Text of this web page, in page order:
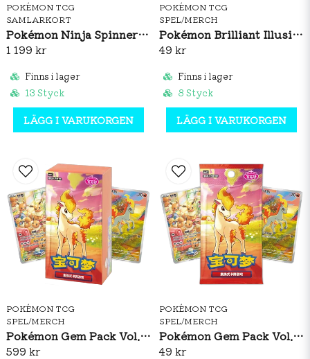
POKÉMON TCG
SAMLARKORT
Pokémon Ninja Spinner Booster Box (JP)
1 199 kr
Finns i lager
13 Styck
LÄGG I VARUKORGEN
POKÉMON TCG
SPEL/MERCH
Pokémon Brilliant Illusions CSV8C Booster Pack Slim (S-CH)
49 kr
Finns i lager
8 Styck
LÄGG I VARUKORGEN
POKÉMON TCG
SPEL/MERCH
Pokémon Gem Pack Vol. 4 Booster Box (S-CH)
599 kr
POKÉMON TCG
SPEL/MERCH
Pokémon Gem Pack Vol. 4 Booster Pack (S-CH)
49 kr